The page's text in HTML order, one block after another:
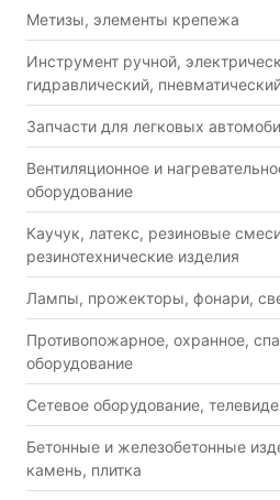
Метизы, элементы крепежа
Инструмент ручной,
гидравлический,
Запчасти для легковых
Вентиляционное и
оборудование
Каучук, латекс, резиновые
резинотехнические изделия
Лампы, прожекторы, фонари,
Противопожарное, охранное,
оборудование
Сетевое оборудование,
Бетонные и железобетонные
камень, плитка